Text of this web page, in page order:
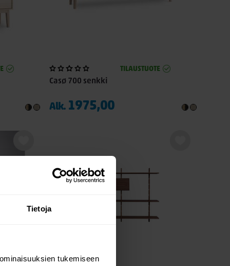
Tietoja
tukemiseen
TILAUSTUOTE
Casø 700 senkki
Alk. 1975,00